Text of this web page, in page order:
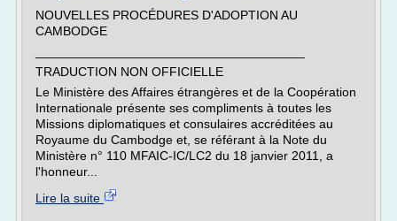
NOUVELLES PROCÉDURES D'ADOPTION AU
CAMBODGE
TRADUCTION NON OFFICIELLE
Le Ministère des Affaires étrangères et de la Coopération
Internationale présente ses compliments à toutes les
Missions diplomatiques et consulaires accréditées au
Royaume du Cambodge et, se référant à la Note du
Ministère n° 110 MFAIC-IC/LC2 du 18 janvier 2011, a
l'honneur...
Lire la suite